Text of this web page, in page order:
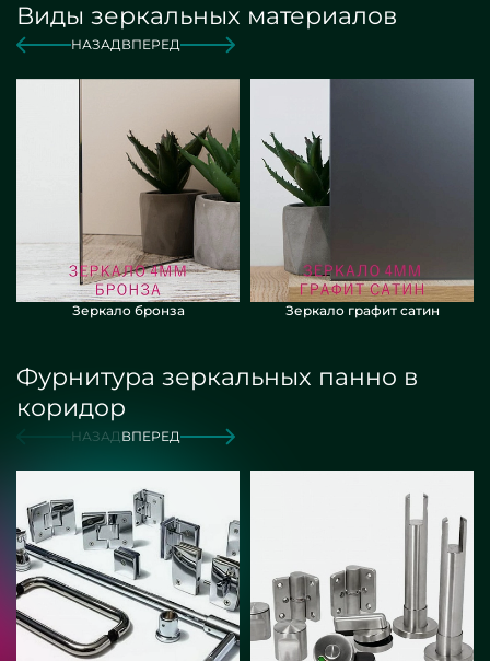
Виды зеркальных материалов
НАЗАДВПЕРЕД
Зеркало бронза Зеркало графит сатин
Фурнитура зеркальных панно в
коридор
НАЗАДВПЕРЕД